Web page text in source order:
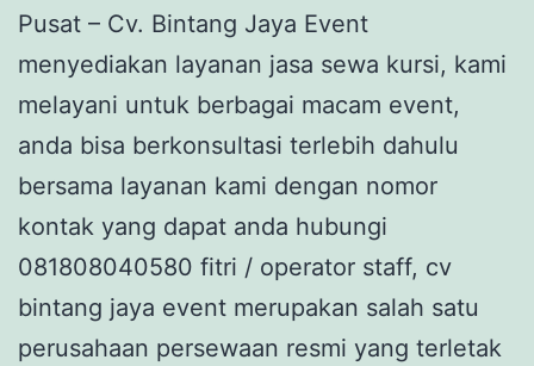
Pusat – Cv. Bintang Jaya Event
menyediakan layanan jasa sewa kursi, kami
melayani untuk berbagai macam event,
anda bisa berkonsultasi terlebih dahulu
bersama layanan kami dengan nomor
kontak yang dapat anda hubungi
081808040580 fitri / operator staff, cv
bintang jaya event merupakan salah satu
perusahaan persewaan resmi yang terletak